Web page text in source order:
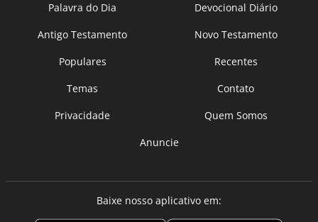
Palavra do Dia
Devocional Diário
Antigo Testamento
Novo Testamento
Populares
Recentes
Temas
Contato
Privacidade
Quem Somos
Anuncie
Baixe nosso aplicativo em: